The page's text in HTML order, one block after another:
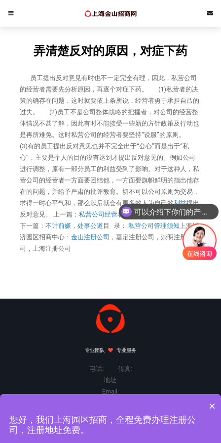
弄清楚反对的原因，对症下药
员工提出反对意见有时也不一定完全有理，因此，私营公司
的经营者需要先分析原因，再逐个对症下药。 (1)私营者的决
策的确存在问题，这时就要依上条所说，经营者勇于承担自己的
过失。 (2)员工不是公司整体战略的把握者，对公司的经营整
体情况不甚了解，因此有时不能接受一些新的方针政策及行动也
是再所难免。这时私营公司的经营者要坚持“说服”的原则。
(3)有的员工提出反对意见也并不完全出于“公心”而是出于“私
心”，主要是个人的目的没有达到才提出反对意见的。例如公司
进行调整，原有一部分员工的利益受到了影响。对于这种人，私
营公司的经营者一方面要团结他，一方面要旗帜鲜明的指出他存
在的问题，并给予严肃的批评教育。切不可以公司原则为交易，
求得一时心平气和，那么以后就会有更多的人为自己的利益提出
反对意见。 上一篇： 私营公司经营者怎样对待反对自己的员工？
下一篇： 不计前嫌，处事公道 目 录： 私营公司管理须知上海经
济园区招商中心： 金山注册公司 ，嘉定注册公司，崇明注册公
司，上海注册公司
专业团队 专业服务
电话: 传真:
地址:
Email:
Copyright©2026 版权所有.
可以介绍下你们的产品么
×
您好，我们上海园区招商，全程免费办理注册公
司，注册地址免费。